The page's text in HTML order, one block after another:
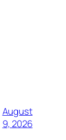
August
9, 2026